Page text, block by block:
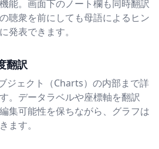
能。画面下のノート欄も同時翻訳
聴衆を前にしても母語によるヒン
発表できます。
翻訳
ジェクト（Charts）の内部まで詳
。データラベルや座標軸を翻訳
集可能性を保ちながら、グラフは
ます。